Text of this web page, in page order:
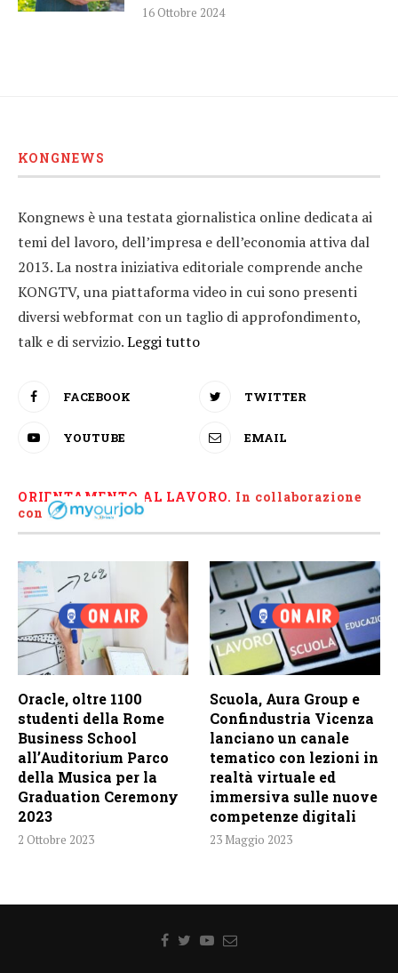
16 Ottobre 2024
KONGNEWS
Kongnews è una testata giornalistica online dedicata ai
temi del lavoro, dell’impresa e dell’economia attiva dal
2013. La nostra iniziativa editoriale comprende anche
KONGTV, una piattaforma video in cui sono presenti
diversi webformat con un taglio di approfondimento,
talk e di servizio.Leggi tutto
FACEBOOK TWITTER
YOUTUBE EMAIL
ORIENTAMENTO AL LAVORO. In collaborazione
con
Oracle, oltre 1100
studenti della Rome
Business School
all’Auditorium Parco
della Musica per la
Graduation Ceremony
2023
2 Ottobre 2023
Scuola, Aura Group e
Confindustria Vicenza
lanciano un canale
tematico con lezioni in
realtà virtuale ed
immersiva sulle nuove
competenze digitali
23 Maggio 2023